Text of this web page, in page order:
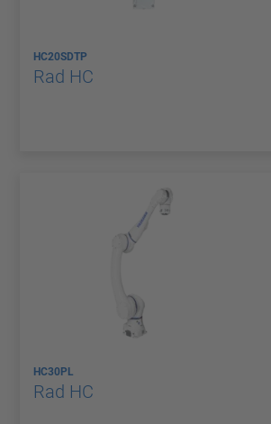
HC20SDTP
Rad HC
HC30PL
Rad HC